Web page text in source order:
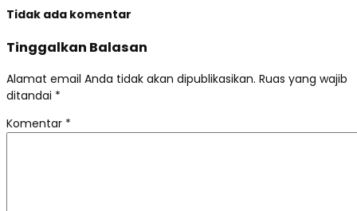
Tidak ada komentar
Tinggalkan Balasan
Alamat email Anda tidak akan dipublikasikan. Ruas yang wajib
ditandai *
Komentar *